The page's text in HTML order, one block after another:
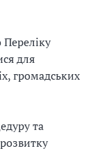
для
громадських
та